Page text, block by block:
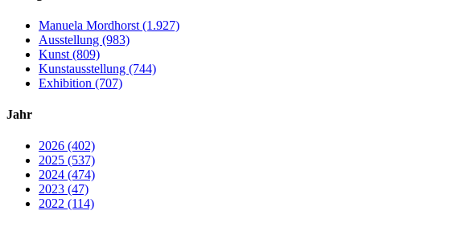
Manuela Mordhorst (1.927)
Ausstellung (983)
Kunst (809)
Kunstausstellung (744)
Exhibition (707)
Jahr
2026 (402)
2025 (537)
2024 (474)
2023 (47)
2022 (114)